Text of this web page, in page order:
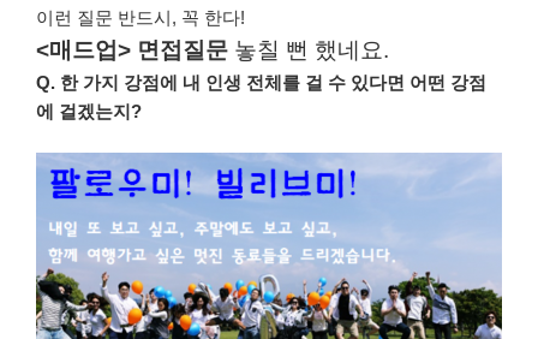
이런 질문 반드시, 꼭 한다!
<매드업> 면접질문 놓칠 뻔 했네요.
Q. 한 가지 강점에 내 인생 전체를 걸 수 있다면 어떤 강점
에 걸겠는지?